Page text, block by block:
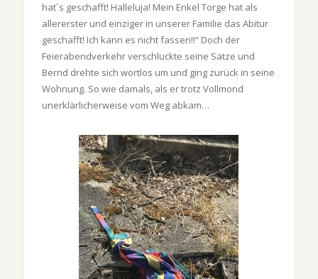
hat´s geschafft! Halleluja! Mein Enkel Torge hat als
allererster und einziger in unserer Familie das Abitur
geschafft! Ich kann es nicht fassen!!“ Doch der
Feierabendverkehr verschluckte seine Sätze und
Bernd drehte sich wortlos um und ging zurück in seine
Wohnung. So wie damals, als er trotz Vollmond
unerklärlicherweise vom Weg abkam…